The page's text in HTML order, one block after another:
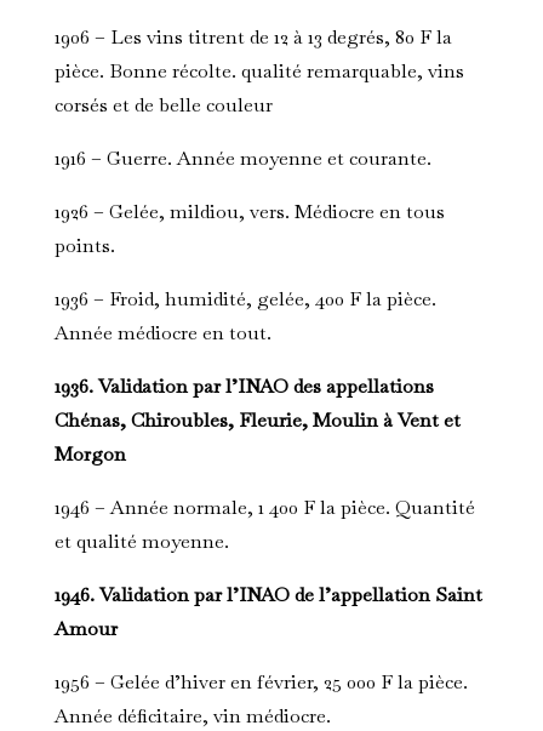
1906 – Les vins titrent de 12 à 13 degrés, 80 F la
pièce. Bonne récolte. qualité remarquable, vins
corsés et de belle couleur
1916 – Guerre. Année moyenne et courante.
1926 – Gelée, mildiou, vers. Médiocre en tous
points.
1936 – Froid, humidité, gelée, 400 F la pièce.
Année médiocre en tout.
1936. Validation par l’INAO des appellations
Chénas, Chiroubles, Fleurie, Moulin à Vent et
Morgon
1946 – Année normale, 1 400 F la pièce. Quantité
et qualité moyenne.
1946. Validation par l’INAO de l’appellation Saint
Amour
1956 – Gelée d’hiver en février, 25 000 F la pièce.
Année déficitaire, vin médiocre.